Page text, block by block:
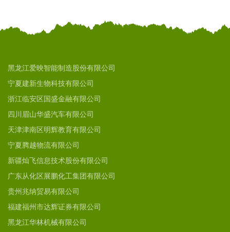
黑龙江爱映智能制造股份有限公司
宁夏建新生物科技有限公司
浙江临安区国盛金融有限公司
四川眉山华盛汽车有限公司
天津津南区明辉教育有限公司
宁夏腾越物流有限公司
新疆灿飞信息技术股份有限公司
广东从化区展鹏化工集团有限公司
贵州兆纳贸易有限公司
福建福州市达辉证券有限公司
黑龙江华林机械有限公司